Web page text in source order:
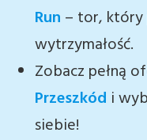
Run – tor, który
wytrzymałość.
Zobacz pełną
Przeszkód i
siebie!